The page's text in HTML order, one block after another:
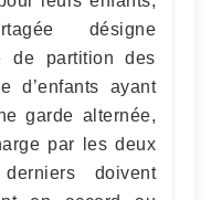
désigne
de partition des
d’enfants ayant
garde alternée,
par les deux
doivent